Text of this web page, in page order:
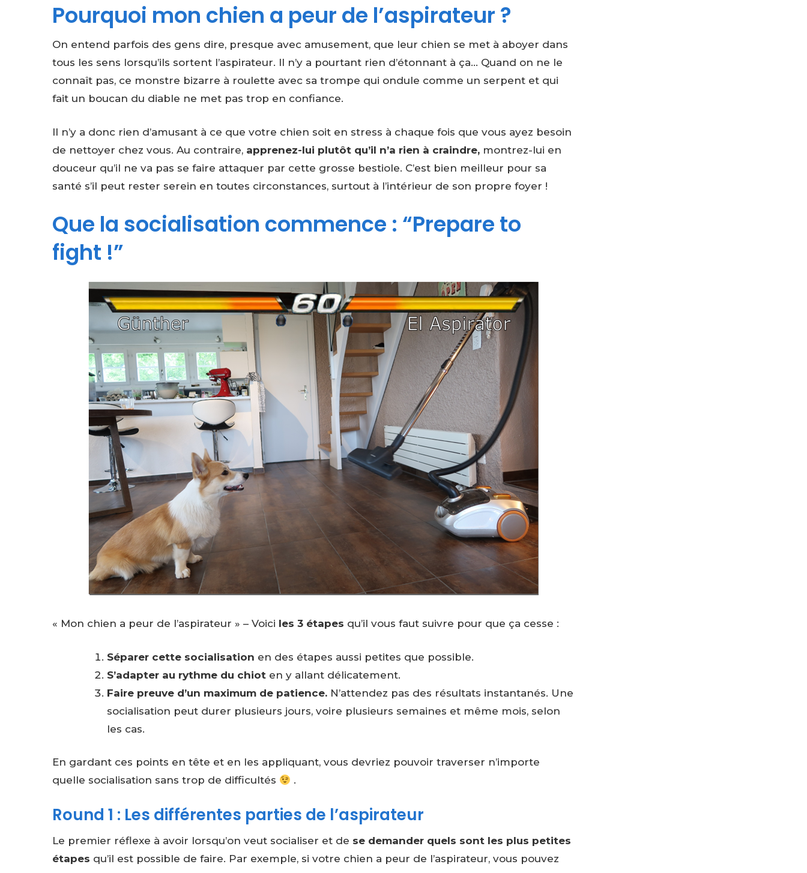
Pourquoi mon chien a peur de l’aspirateur ?
On entend parfois des gens dire, presque avec amusement, que leur chien se met à aboyer dans
tous les sens lorsqu’ils sortent l’aspirateur. Il n’y a pourtant rien d’étonnant à ça… Quand on ne le
connaît pas, ce monstre bizarre à roulette avec sa trompe qui ondule comme un serpent et qui
fait un boucan du diable ne met pas trop en confiance.
Il n’y a donc rien d’amusant à ce que votre chien soit en stress à chaque fois que vous ayez besoin
de nettoyer chez vous. Au contraire, apprenez-lui plutôt qu’il n’a rien à craindre, montrez-lui en
douceur qu’il ne va pas se faire attaquer par cette grosse bestiole. C’est bien meilleur pour sa
santé s’il peut rester serein en toutes circonstances, surtout à l’intérieur de son propre foyer !
Que la socialisation commence : “Prepare to
fight !”
« Mon chien a peur de l’aspirateur » – Voici les 3 étapes qu’il vous faut suivre pour que ça cesse :
Séparer cette socialisation en des étapes aussi petites que possible.
S’adapter au rythme du chiot en y allant délicatement.
Faire preuve d’un maximum de patience. N’attendez pas des résultats instantanés. Une
socialisation peut durer plusieurs jours, voire plusieurs semaines et même mois, selon
les cas.
En gardant ces points en tête et en les appliquant, vous devriez pouvoir traverser n’importe
quelle socialisation sans trop de difficultés
.
Round 1 : Les différentes parties de l’aspirateur
Le premier réflexe à avoir lorsqu’on veut socialiser et de se demander quels sont les plus petites
étapes qu’il est possible de faire. Par exemple, si votre chien a peur de l’aspirateur, vous pouvez